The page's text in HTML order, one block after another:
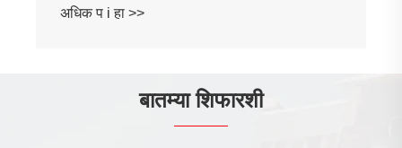
प i हा >>
बातम्या शिफारशी